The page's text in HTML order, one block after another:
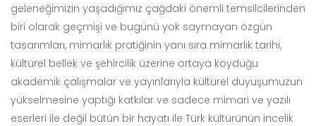
geleneğimizin yaşadığımız çağdaki önemli temsilcilerinden
biri olarak geçmişi ve bugünü yok saymayan özgün
tasarımları, mimarlık pratiğinin yanı sıra mimarlık tarihi,
kültürel bellek ve şehircilik üzerine ortaya koyduğu
akademik çalışmalar ve yayınlarıyla kültürel duyuşumuzun
yükselmesine yaptığı katkılar ve sadece mimari ve yazılı
eserleri ile değil bütün bir hayatı ile Türk kültürünün incelik